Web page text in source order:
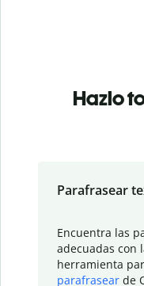
Hazlo
Parafrasear
Encuentra las
adecuadas con
herramienta
parafrasear de